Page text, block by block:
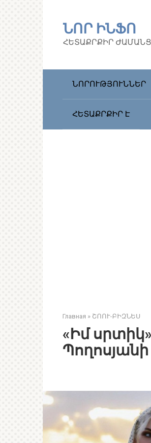
ՆՈՐ ԻՆՖՈ
ՀԵՏԱՔՐՔԻՐ
ՆՈՐՈՒԹՅՈՒՆՆԵՐ
ՀԵՏԱՔՐՔԻՐ Է
Главная » ՇՈՈՒ-ԲԻԶՆԵՍ
«Իմ